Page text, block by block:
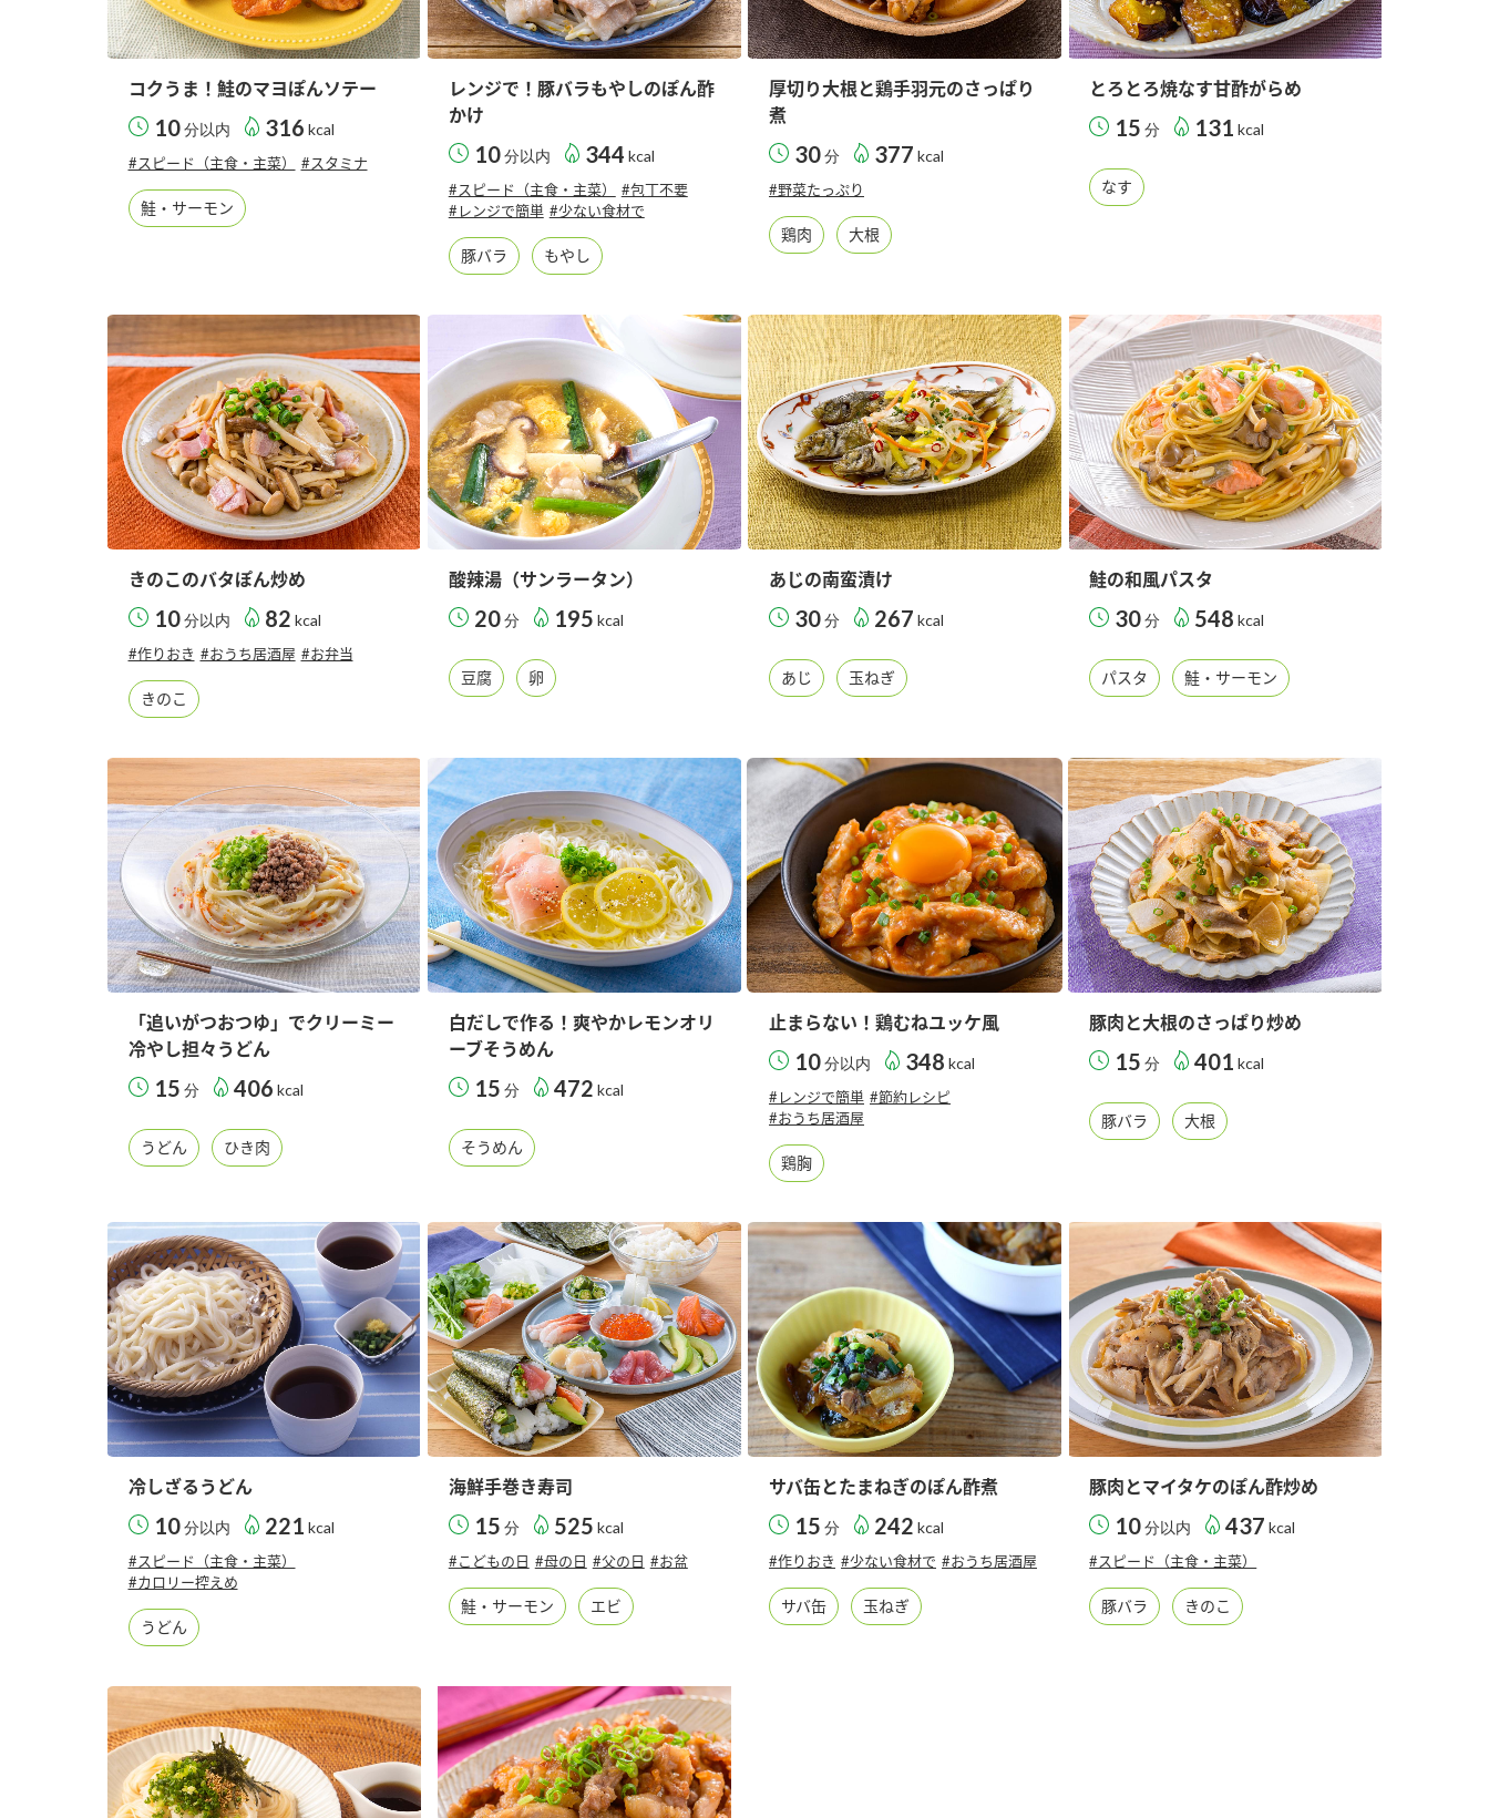
コクうま！鮭のマヨぽんソテー
10分以内 316 kcal
#スピード（主食・主菜） #スタミナ
鮭・サーモン
レンジで！豚バラもやしのぽん酢
かけ
10分以内 344 kcal
#スピード（主食・主菜）
#包丁不要
#レンジで簡単 #少ない食材で
豚バラ もやし
厚切り大根と鶏手羽元のさっぱり
煮
30分 377 kcal
#野菜たっぷり
鶏肉 大根
とろとろ焼なす甘酢がらめ
15 分 131 kcal
なす
きのこのバタぽん炒め
10分以内 82 kcal
#作りおき #おうち居酒屋 #お弁当
きのこ
酸辣湯（サンラータン）
20分 195 kcal
豆腐 卵
あじの南蛮漬け
30分 267 kcal
あじ 玉ねぎ
鮭の和風パスタ
30分 548 kcal
パスタ 鮭・サーモン
「追いがつおつゆ」でクリーミー
冷やし担々うどん
15 分 406 kcal
うどん ひき肉
白だしで作る！爽やかレモンオリ
ーブそうめん
15 分 472 kcal
そうめん
止まらない！鶏むねユッケ風
10分以内 348 kcal
#レンジで簡単 #節約レシピ
#おうち居酒屋
鶏胸
豚肉と大根のさっぱり炒め
15 分 401 kcal
豚バラ 大根
冷しざるうどん
10分以内 221 kcal
#スピード（主食・主菜）
#カロリー控えめ
うどん
海鮮手巻き寿司
15 分 525 kcal
#こどもの日 #母の日 #父の日 #お盆
鮭・サーモン エビ
サバ缶とたまねぎのぽん酢煮
15 分 242 kcal
#作りおき #少ない食材で #おうち居酒屋
サバ缶 玉ねぎ
豚肉とマイタケのぽん酢炒め
10分以内 437 kcal
#スピード（主食・主菜）
豚バラ きのこ